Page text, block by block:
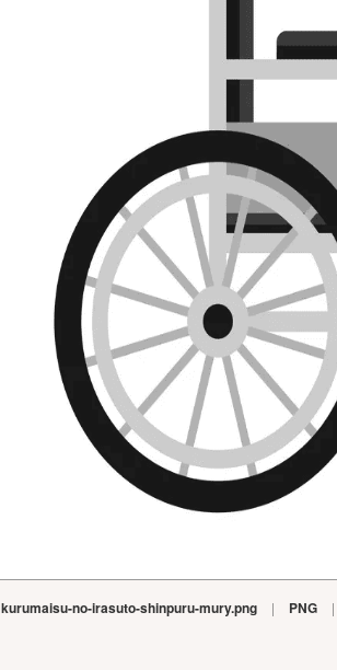
kurumaisu-no-irasuto-shinpuru-mury.png | PNG |